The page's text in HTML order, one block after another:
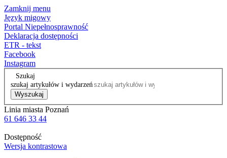
Zamknij menu
Język migowy
Portal Niepełnosprawność
Deklaracja dostępności
ETR - tekst
Facebook
Instagram
Szukaj
szukaj artykułów i wydarzeń
Wyszukaj
Linia miasta Poznań
61 646 33 44
Dostępność
Wersja kontrastowa